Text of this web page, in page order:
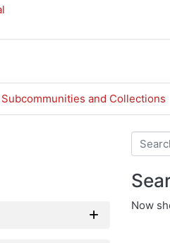
Subcommunities and Collections
Now